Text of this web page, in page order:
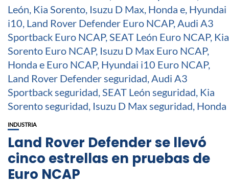
INDUSTRIA
Land Rover Defender se llevó
cinco estrellas en pruebas de
Euro NCAP